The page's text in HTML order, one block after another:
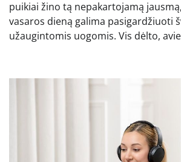
puikiai žino tą nepakartojamą
vasaros dieną galima pasigardžiuoti
užaugintomis uogomis. Vis dėlto,